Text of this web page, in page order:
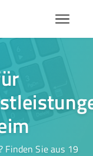
Finden Sie aus 19